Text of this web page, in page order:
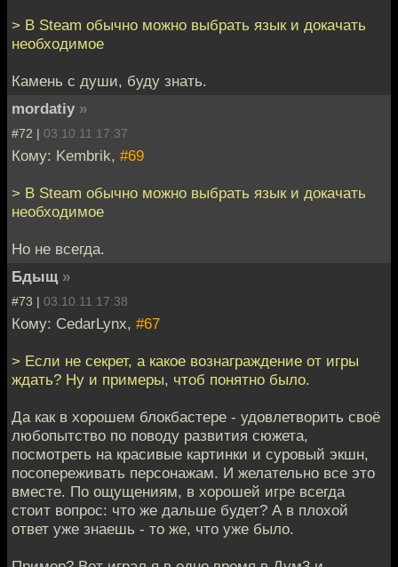
> В Steam обычно можно выбрать язык и докачать
необходимое
Камень с души, буду знать.
mordatiy »
#72 | 03.10.11 17:37
Кому: Kembrik, #69
> В Steam обычно можно выбрать язык и докачать
необходимое
Но не всегда.
Бдыщ »
#73 | 03.10.11 17:38
Кому: CedarLynx, #67
> Если не секрет, а какое вознаграждение от игры
ждать? Ну и примеры, чтоб понятно было.
Да как в хорошем блокбастере - удовлетворить своё
любопытство по поводу развития сюжета,
посмотреть на красивые картинки и суровый экшн,
посопереживать персонажам. И желательно все это
вместе. По ощущениям, в хорошей игре всегда
стоит вопрос: что же дальше будет? А в плохой
ответ уже знаешь - то же, что уже было.